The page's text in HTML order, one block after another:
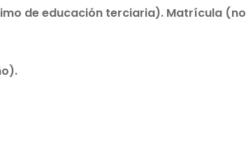
de educación terciaria). Matrícula (no